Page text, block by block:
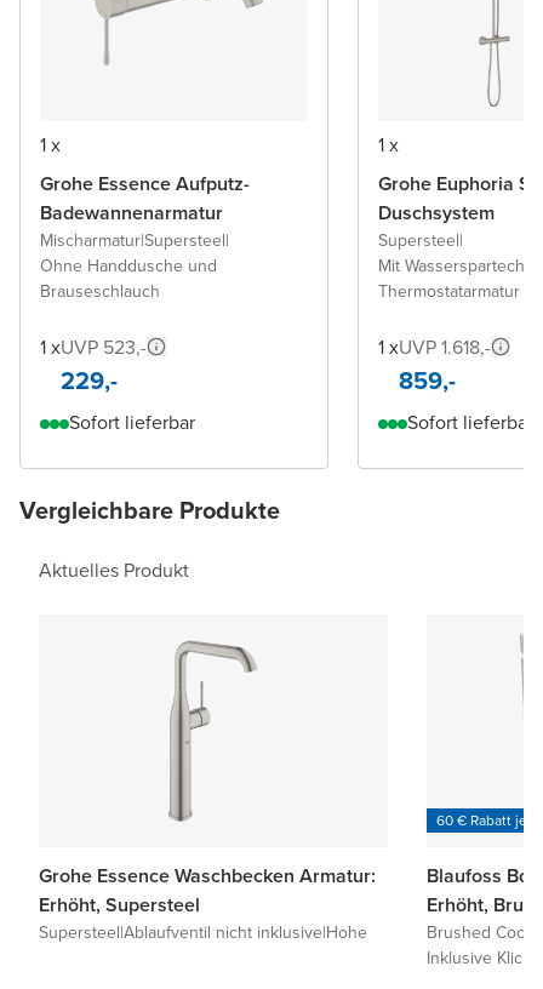
1 x
Grohe Essence Aufputz-
Badewannenarmatur
Mischarmatur|Supersteel|
Ohne Handdusche und
Brauseschlauch
1 xUVP 523,-
229,-
Sofort lieferbar
1 x
Grohe Euphoria
Duschsystem
Supersteel|
Mit
Thermostatarmatur
1 xUVP 1.618,-
859,-
Sofort lieferbar
Vergleichbare Produkte
Aktuelles Produkt
Grohe Essence Waschbecken Armatur:
Erhöht, Supersteel
Supersteel|Ablaufventil nicht inklusive|Hohe
60 € Rabatt je
Blaufoss
Erhöht,
Brushed
Inklusive